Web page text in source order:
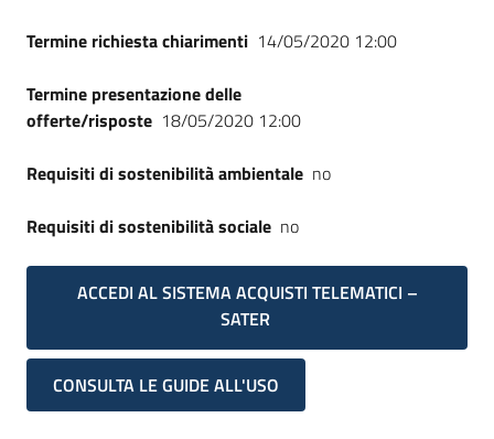
Termine richiesta chiarimenti 14/05/2020 12:00
Termine presentazione delle
offerte/risposte 18/05/2020 12:00
Requisiti di sostenibilità ambientale no
Requisiti di sostenibilità sociale no
ACCEDI AL SISTEMA ACQUISTI TELEMATICI –
SATER
CONSULTA LE GUIDE ALL'USO